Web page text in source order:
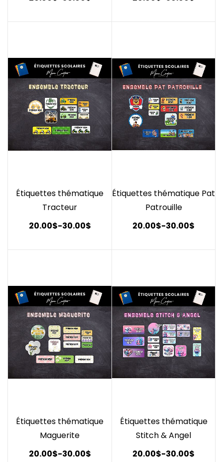
Étiquettes thématique
Tracteur
20.00$-30.00$
Étiquettes thématique Pat
Patrouille
20.00$-30.00$
Étiquettes thématique
Maguerite
20.00$-30.00$
Étiquettes thématique
Stitch & Angel
20.00$-30.00$